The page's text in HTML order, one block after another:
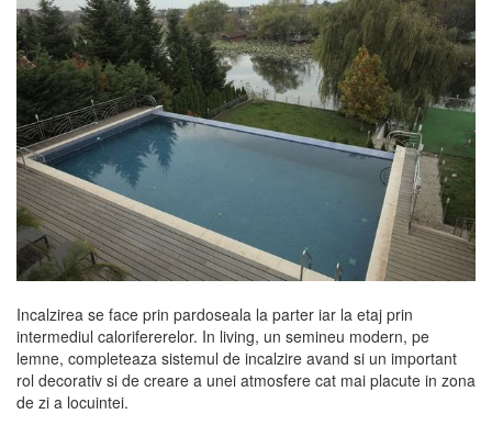
Incalzirea se face prin pardoseala la parter iar la etaj prin
intermediul calorifererelor. In living, un semineu modern, pe
lemne, completeaza sistemul de incalzire avand si un important
rol decorativ si de creare a unei atmosfere cat mai placute in zona
de zi a locuintei.